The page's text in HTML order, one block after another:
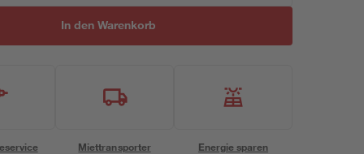
In den Warenkorb
Miettransporter Energie sparen